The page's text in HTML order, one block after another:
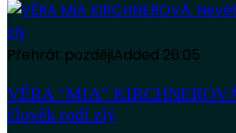
Přehrát pozdějiAdded 26:05
VĚRA “MIA”
člověk rodí zlý